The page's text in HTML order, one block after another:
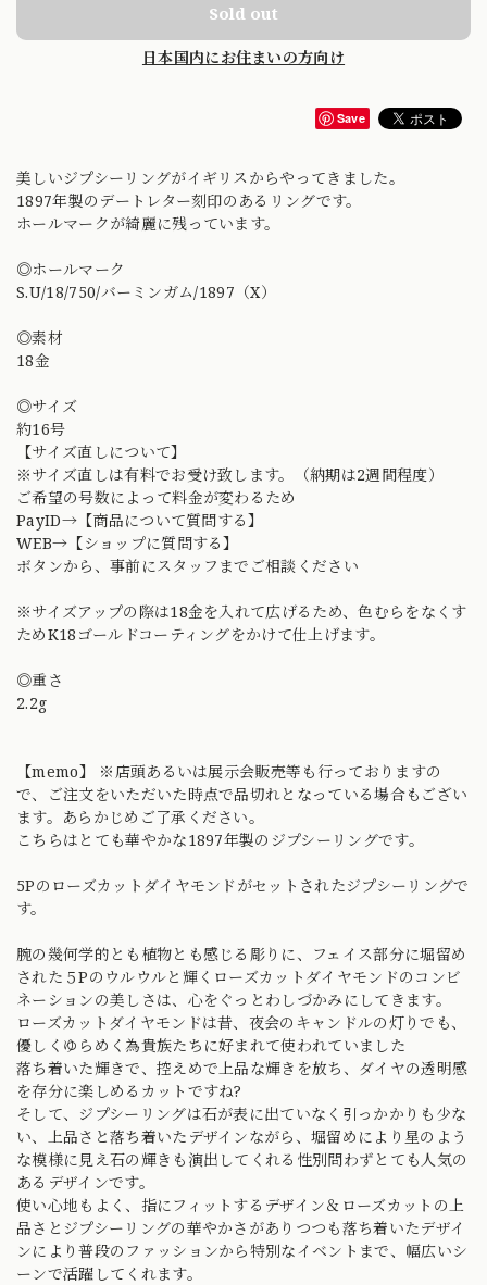
Sold out
日本国内にお住まいの方向け
Save
美しいジプシーリングがイギリスからやってきました。
1897年製のデートレター刻印のあるリングです。
ホールマークが綺麗に残っています。
◎ホールマーク
S.U/18/750/バーミンガム/1897（X）
◎素材
18金
◎サイズ
約16号
【サイズ直しについて】
※サイズ直しは有料でお受け致します。（納期は2週間程度）
ご希望の号数によって料金が変わるため
PayID→【商品について質問する】
WEB→【ショップに質問する】
ボタンから、事前にスタッフまでご相談ください
※サイズアップの際は18金を入れて広げるため、色むらをなくす
ためK18ゴールドコーティングをかけて仕上げます。
◎重さ
2.2g
【memo】 ※店頭あるいは展示会販売等も行っておりますの
で、ご注文をいただいた時点で品切れとなっている場合もござい
ます。あらかじめご了承ください。
こちらはとても華やかな1897年製のジプシーリングです。
5Pのローズカットダイヤモンドがセットされたジプシーリングで
す。
腕の幾何学的とも植物とも感じる彫りに、フェイス部分に堀留め
された５Pのウルウルと輝くローズカットダイヤモンドのコンビ
ネーションの美しさは、心をぐっとわしづかみにしてきます。
ローズカットダイヤモンドは昔、夜会のキャンドルの灯りでも、
優しくゆらめく為貴族たちに好まれて使われていました
落ち着いた輝きで、控えめで上品な輝きを放ち、ダイヤの透明感
を存分に楽しめるカットですね?
そして、ジプシーリングは石が表に出ていなく引っかかりも少な
い、上品さと落ち着いたデザインながら、堀留めにより星のよう
な模様に見え石の輝きも演出してくれる性別問わずとても人気の
あるデザインです。
使い心地もよく、指にフィットするデザイン＆ローズカットの上
品さとジプシーリングの華やかさがありつつも落ち着いたデザイ
ンにより普段のファッションから特別なイベントまで、幅広いシ
ーンで活躍してくれます。